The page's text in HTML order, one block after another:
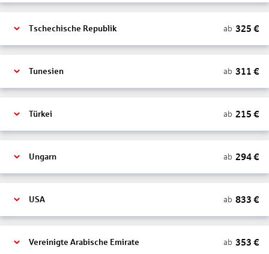
Tschechische Republik ab 325 €
Tunesien ab 311 €
Türkei ab 215 €
Ungarn ab 294€
USA ab 833 €
Vereinigte Arabische Emirate ab 353 €